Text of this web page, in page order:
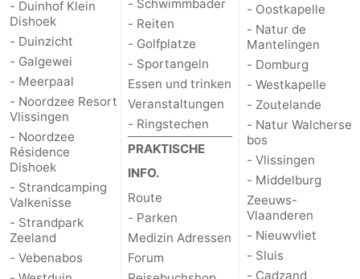
- Duinhof Klein
Dishoek
- Duinzicht
- Galgewei
- Meerpaal
- Noordzee Resort
Vlissingen
- Noordzee
Résidence
Dishoek
- Strandcamping
Valkenisse
- Strandpark
Zeeland
- Vebenabos
- Schwimmbader
- Reiten
- Golfplatze
- Sportangeln
Essen und trinken
Veranstaltungen
- Ringstechen
PRAKTISCHE
INFO.
Route
- Parken
Medizin Adressen
Forum
- Oostkapelle
- Natur de
Mantelingen
- Domburg
- Westkapelle
- Zoutelande
- Natur Walcherse
bos
- Vlissingen
- Middelburg
Zeeuws-
Vlaanderen
- Nieuwvliet
- Sluis
- Cadzand